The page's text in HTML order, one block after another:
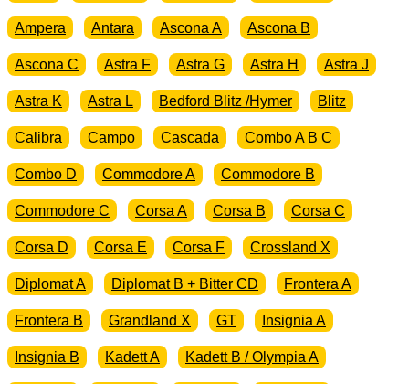
Ampera Antara Ascona A Ascona B
Ascona C Astra F Astra G Astra H Astra J
Astra K Astra L Bedford Blitz /Hymer Blitz
Calibra Campo Cascada Combo A B C
Combo D Commodore A Commodore B
Commodore C Corsa A Corsa B Corsa C
Corsa D Corsa E Corsa F Crossland X
Diplomat A Diplomat B + Bitter CD Frontera A
Frontera B Grandland X GT Insignia A
Insignia B Kadett A Kadett B / Olympia A